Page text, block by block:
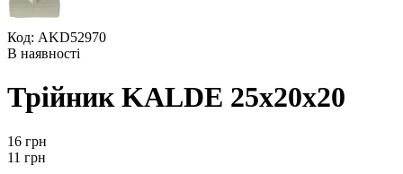
Код: AKD52970
В наявності
Трійник KALDE 25х20х20
16 грн
11 грн